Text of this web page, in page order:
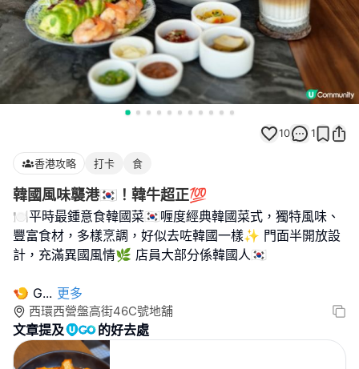
10 1
香港攻略 打卡 食
韓國風味襲港🇰🇷！韓牛超正💯
🍽️平時最鍾意食韓國菜🇰🇷喱度經典韓國菜式，獨特風味、
豐富食材，多樣烹調，好似去咗韓國一樣✨ 門面半開放設
計，充滿異國風情🌿 店員大部分係韓國人🇰🇷
🍤 G... 更多
西環西營盤高街46C號地舖
文章提及 的好去處